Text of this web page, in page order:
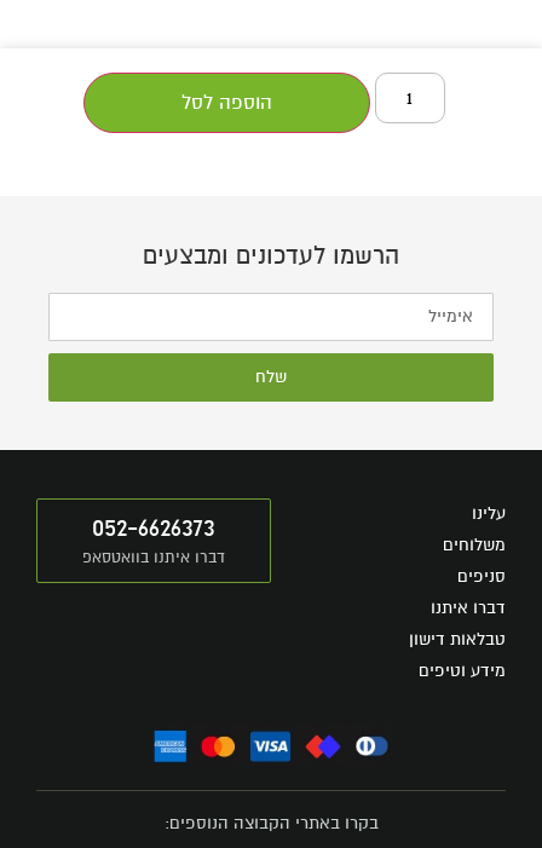
הוספה לסל
הרשמו לעדכונים ומבצעים
שלח
עלינו
משלוחים
סניפים
דברו איתנו
טבלאות דישון
מידע וטיפים
052-6626373
דברו איתנו בוואטסאפ
בקרו באתרי הקבוצה הנוספים: